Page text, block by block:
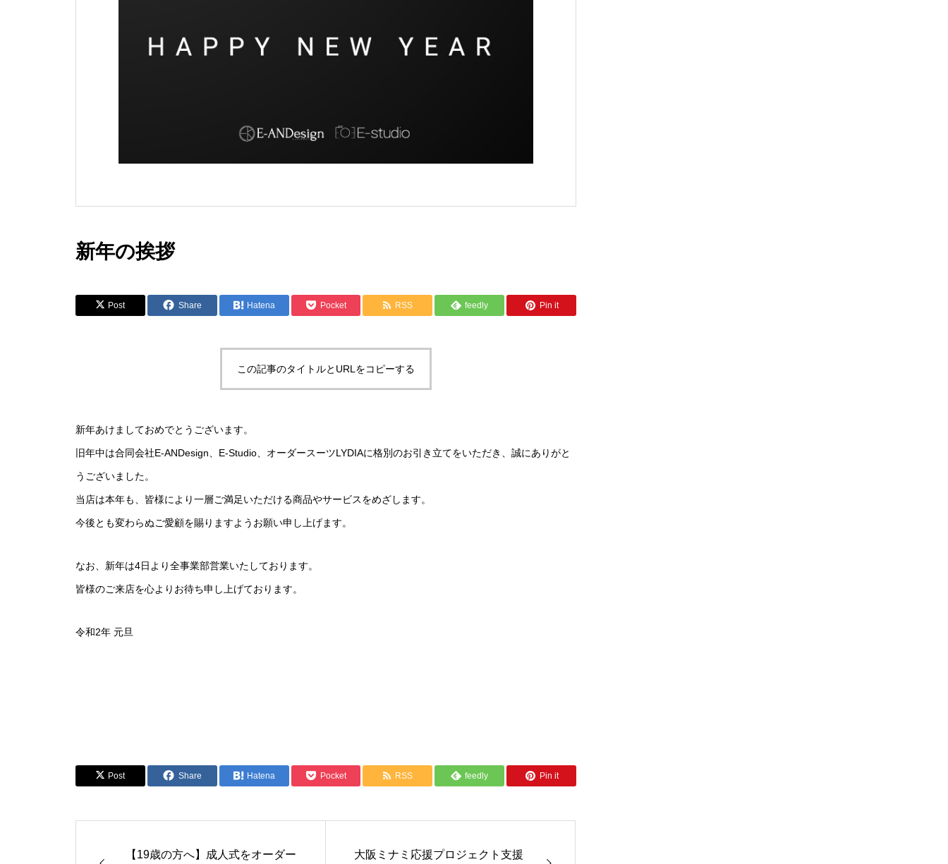
新年の挨拶
Post Share Hatena Pocket RSS feedly Pin it
この記事のタイトルとURLをコピーする
新年あけましておめでとうございます。
旧年中は合同会社E-ANDesign、E-Studio、オーダースーツLYDIAに格別のお引き立てをいただき、誠にありがと
うございました。
当店は本年も、皆様により一層ご満足いただける商品やサービスをめざします。
今後とも変わらぬご愛顧を賜りますようお願い申し上げます。
なお、新年は4日より全事業部営業いたしております。
皆様のご来店を心よりお待ち申し上げております。
令和2年 元旦
Post Share Hatena Pocket RSS feedly Pin it
【19歳の方へ】成人式をオーダー
大阪ミナミ応援プロジェクト支援